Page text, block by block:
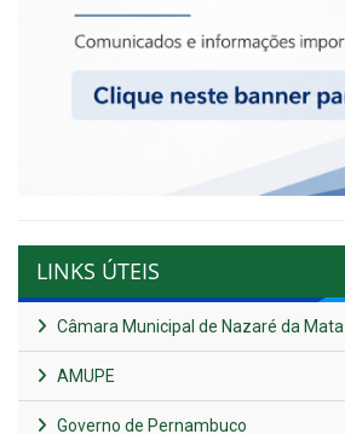
LINKS ÚTEIS
Câmara Municipal de Nazaré da Mata
AMUPE
Governo de Pernambuco